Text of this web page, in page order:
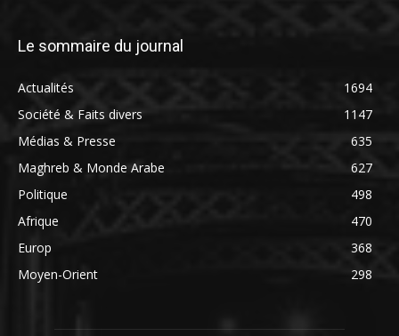
Le sommaire du journal
Actualités
1694
Société & Faits divers
1147
Médias & Presse
635
Maghreb & Monde Arabe
627
Politique
498
Afrique
470
Europ
368
Moyen-Orient
298